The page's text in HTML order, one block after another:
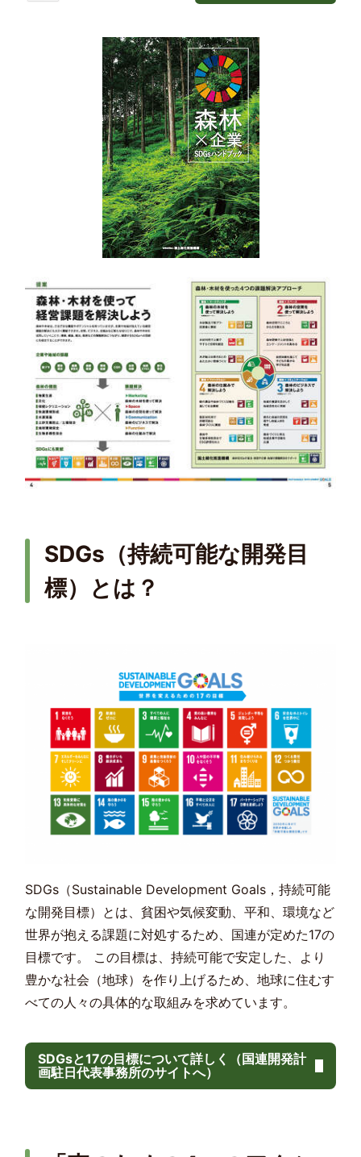
SDGs（持続可能な開発目
標）とは？
SDGs（Sustainable Development Goals，持続可能
な開発目標）とは、貧困や気候変動、平和、環境など
世界が抱える課題に対処するため、国連が定めた17の
目標です。 この目標は、持続可能で安定した、より
豊かな社会（地球）を作り上げるため、地球に住むす
べての人々の具体的な取組みを求めています。
SDGsと17の目標について詳しく（国連開発計
画駐日代表事務所のサイトへ）